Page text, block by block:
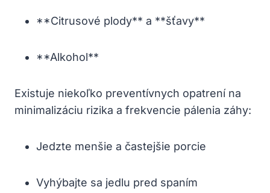
**Citrusové plody** a **šťavy**
**Alkohol**
Existuje niekoľko preventívnych opatrení na
minimalizáciu rizika a frekvencie pálenia záhy:
Jedzte menšie a častejšie porcie
Vyhýbajte sa jedlu pred spaním